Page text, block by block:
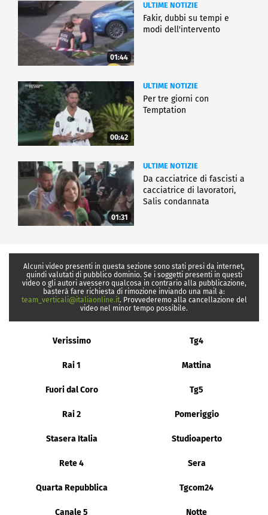
01:44
ULTIME NOTIZIE
Fakir, dubbi su tempi e
modi dell'intervento
00:42
ULTIME NOTIZIE
Per tre giorni con
Temptation
01:31
ULTIME NOTIZIE
Da cacciatrice di fascisti a
cacciatrice di lavoratori,
Salis condannata
Alcuni video presenti in questa sezione sono stati presi da internet,
quindi valutati di pubblico dominio. Se i soggetti presenti in questi
video o gli autori avessero qualcosa in contrario alla pubblicazione,
basterà fare richiesta di rimozione inviando una mail a:
team_verticali@italiaonline.it. Provvederemo alla cancellazione del
video nel minor tempo possibile.
Verissimo Tg4
Rai 1 Mattina
Fuori dal Coro Tg5
Rai 2 Pomeriggio
Stasera Italia Studioaperto
Rete 4 Sera
Quarta Repubblica Tgcom24
Canale 5 Notte